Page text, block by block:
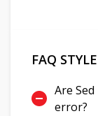
FAQ
Are
error?